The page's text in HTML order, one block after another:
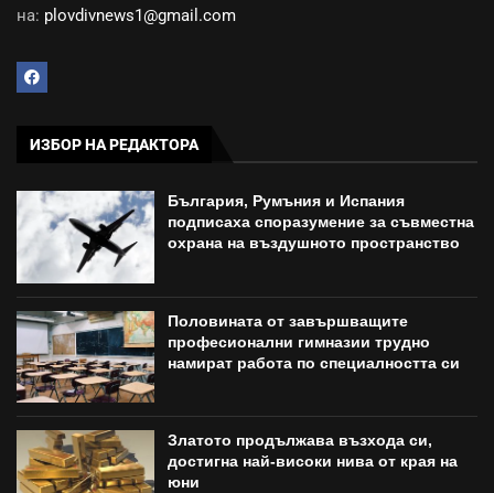
на: plovdivnews1@gmail.com
ИЗБОР НА РЕДАКТОРА
България, Румъния и Испания
подписаха споразумение за съвместна
охрана на въздушното пространство
Половината от завършващите
професионални гимназии трудно
намират работа по специалността си
Златото продължава възхода си,
достигна най-високи нива от края на
юни